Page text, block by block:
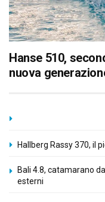
Hanse 510,
nuova
Hallberg Rassy 370, il
Bali 4.8, catamarano
esterni